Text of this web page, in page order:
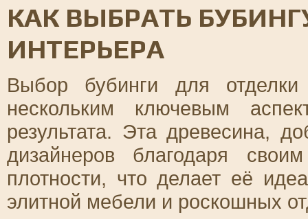
КАК ВЫБРАТЬ
ИНТЕРЬЕРА
Выбор бубинги для
нескольким ключевым
результата. Эта древесина,
дизайнеров благодаря
плотности, что делает её
элитной мебели и роскошных